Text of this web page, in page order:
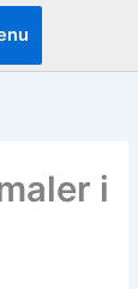
i